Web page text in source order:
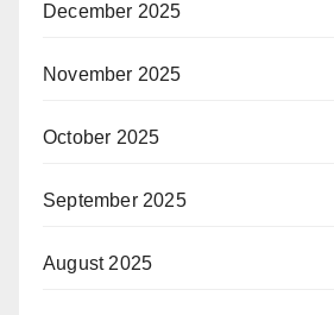
December 2025
November 2025
October 2025
September 2025
August 2025